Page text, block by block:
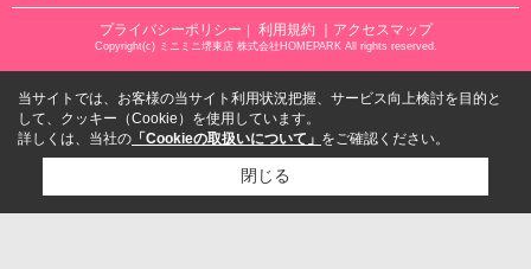
プライバシーポリシー 利用規約 ｜アクセスマップ
Copyright(c) ミニミニ堺東店 株式会社HOMEPARK All rights reserved.
当サイトでは、お客様の当サイト利用状況把握、サービス向上検討を目的と
して、クッキー（Cookie）を使用しています。
詳しくは、当社の 「Cookieの取扱いについて」 をご確認ください。
閉じる